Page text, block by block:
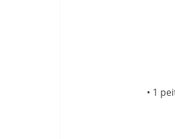
• 1